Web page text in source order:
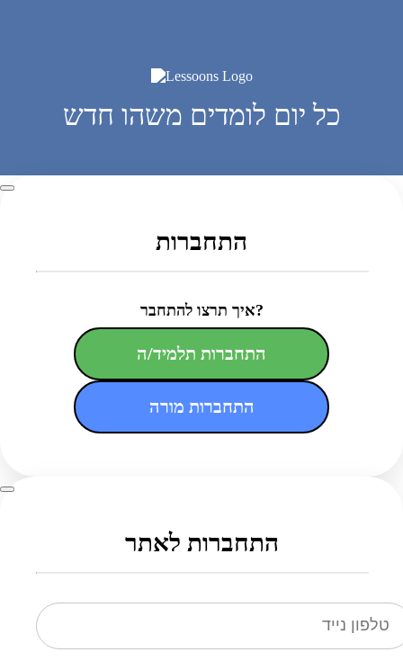
כל יום לומדים משהו חדש
התחברות
איך תרצו להתחבר?
התחברות תלמיד/ה
התחברות מורה
התחברות לאתר